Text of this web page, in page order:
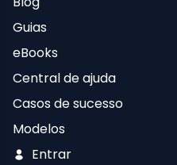
Guias
eBooks
Central de ajuda
Casos de sucesso
Modelos
Entrar